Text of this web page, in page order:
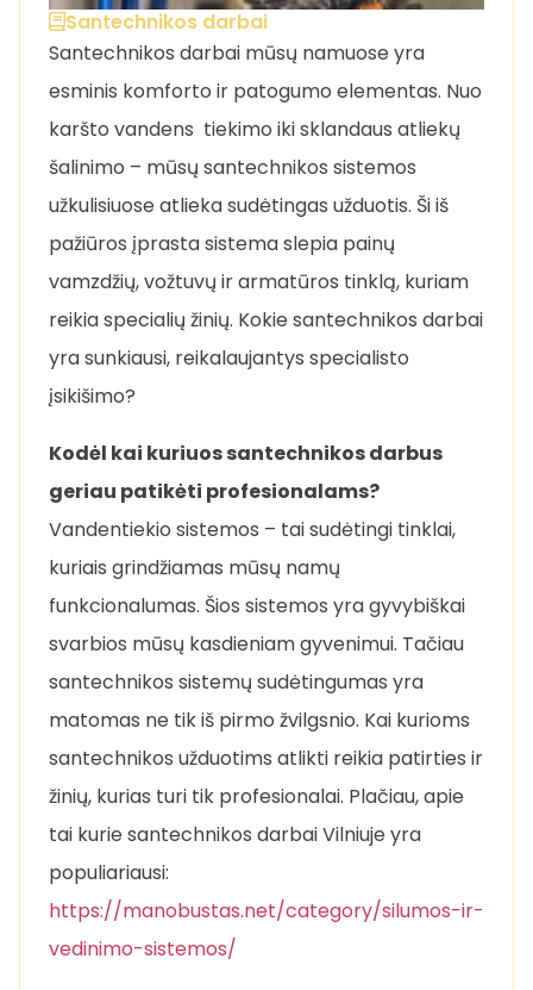
Santechnikos darbai
Santechnikos darbai mūsų namuose yra
esminis komforto ir patogumo elementas. Nuo
karšto vandens tiekimo iki sklandaus atliekų
šalinimo – mūsų santechnikos sistemos
užkulisiuose atlieka sudėtingas užduotis. Ši iš
pažiūros įprasta sistema slepia painų
vamzdžių, vožtuvų ir armatūros tinklą, kuriam
reikia specialių žinių. Kokie santechnikos darbai
yra sunkiausi, reikalaujantys specialisto
įsikišimo?
Kodėl kai kuriuos santechnikos darbus
geriau patikėti profesionalams?
Vandentiekio sistemos – tai sudėtingi tinklai,
kuriais grindžiamas mūsų namų
funkcionalumas. Šios sistemos yra gyvybiškai
svarbios mūsų kasdieniam gyvenimui. Tačiau
santechnikos sistemų sudėtingumas yra
matomas ne tik iš pirmo žvilgsnio. Kai kurioms
santechnikos užduotims atlikti reikia patirties ir
žinių, kurias turi tik profesionalai. Plačiau, apie
tai kurie santechnikos darbai Vilniuje yra
populiariausi:
https://manobustas.net/category/silumos-ir-
vedinimo-sistemos/